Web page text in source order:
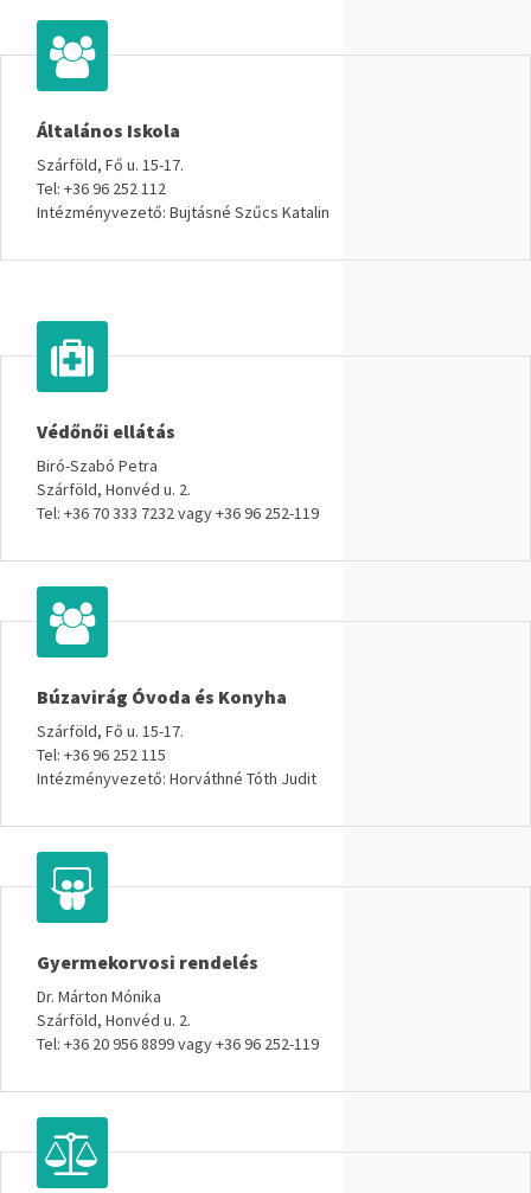
Általános Iskola
Szárföld, Fő u. 15-17.
Tel: +36 96 252 112
Intézményvezető: Bujtásné Szűcs Katalin
Védőnői ellátás
Biró-Szabó Petra
Szárföld, Honvéd u. 2.
Tel: +36 70 333 7232 vagy +36 96 252-119
Búzavirág Óvoda és Konyha
Szárföld, Fő u. 15-17.
Tel: +36 96 252 115
Intézményvezető: Horváthné Tóth Judit
Gyermekorvosi rendelés
Dr. Márton Mónika
Szárföld, Honvéd u. 2.
Tel: +36 20 956 8899 vagy +36 96 252-119